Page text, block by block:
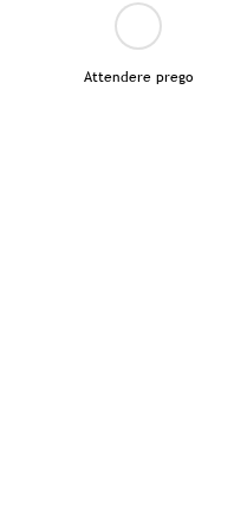
Attendere prego